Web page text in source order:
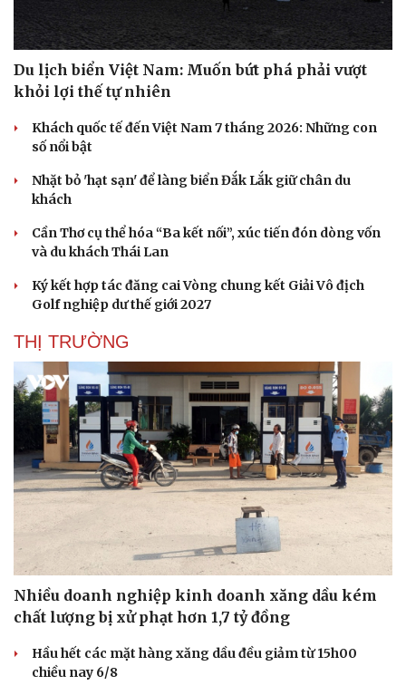
Văn hóa
Sân khấu - Điện ảnh
Văn học
Âm nhạc
Di sản
Giải trí
Nghệ sĩ
Thời trang
Sao Việt
Du lịch biển Việt Nam: Muốn bứt phá phải vượt
khỏi lợi thế tự nhiên
Khách quốc tế đến Việt Nam 7 tháng 2026: Những con
số nổi bật
Nhặt bỏ 'hạt sạn' để làng biển Đắk Lắk giữ chân du
khách
Cần Thơ cụ thể hóa “Ba kết nối”, xúc tiến đón dòng vốn
và du khách Thái Lan
Ký kết hợp tác đăng cai Vòng chung kết Giải Vô địch
Golf nghiệp dư thế giới 2027
THỊ TRƯỜNG
Nhiều doanh nghiệp kinh doanh xăng dầu kém
chất lượng bị xử phạt hơn 1,7 tỷ đồng
Hầu hết các mặt hàng xăng dầu đều giảm từ 15h00
chiều nay 6/8